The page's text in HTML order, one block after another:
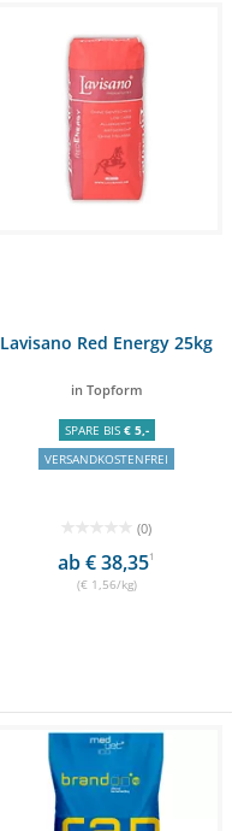
Lavisano Red Energy 25kg
in Topform
SPARE BIS € 5,-
VERSANDKOSTENFREI
(0)
ab € 38,351
(€ 1,56/kg)